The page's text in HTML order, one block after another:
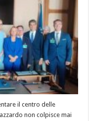
il centro delle
non colpisce mai